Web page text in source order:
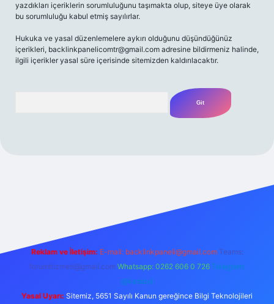
yazdıkları içeriklerin sorumluluğunu taşımakta olup, siteye üye olarak
bu sorumluluğu kabul etmiş sayılırlar.
Hukuka ve yasal düzenlemelere aykırı olduğunu düşündüğünüz
içerikleri, backlinkpanelicomtr@gmail.com adresine bildirmeniz halinde,
ilgili içerikler yasal süre içerisinde sitemizden kaldırılacaktır.
Reklam ve İletişim: E-mail: backlinkpaneli@gmail.com Teams:
forumhizmeti@gmail.com Whatsapp: 0262 606 0 726 Telegram:
@karabul
Yasal Uyarı: Sitemiz, 5651 Sayılı Kanun gereğince Bilgi Teknolojileri